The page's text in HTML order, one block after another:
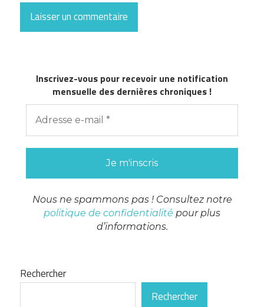
Inscrivez-vous pour recevoir une notification
mensuelle des dernières chroniques !
Nous ne spammons pas ! Consultez notre
politique de confidentialité pour plus
d’informations.
Rechercher
Rechercher